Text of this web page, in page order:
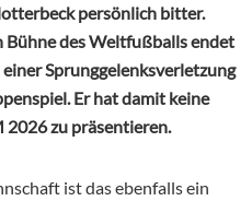
persönlich bitter.
des Weltfußballs endet
Sprunggelenksverletzung
Er hat damit keine
2026 zu präsentieren.
ist das ebenfalls ein